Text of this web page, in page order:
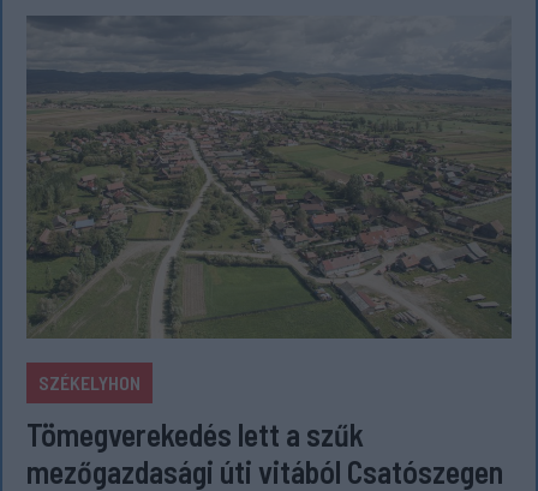
SZÉKELYHON
Tömegverekedés lett a szűk
mezőgazdasági úti vitából Csatószegen